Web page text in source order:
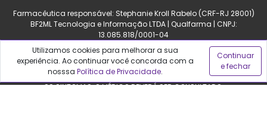
Farmacêutica responsável: Stephanie Kroll Rabelo (CRF-RJ 28001)
BF2ML Tecnologia e Informação LTDA | Qualfarma | CNPJ:
13.085.818/0001-04
Avenida do Pepê, 1120 sala 4. Barra da Tijuca, Rio de Janeiro - RJ.
CEP 22620-171
PROCURE O MÉDICO E O FARMACÊUTICO. LEIA A BULA. SE PERSISTIREM
OS SINTOMAS, O MÉDICO DEVERÁ SER CONSULTADO.
Utilizamos cookies para melhorar a sua
experiência. Ao continuar você concorda com a
nosssa Política de Privacidade.
Continuar
e fechar